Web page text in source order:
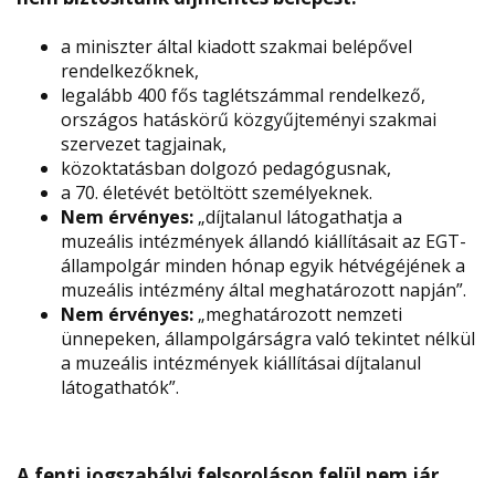
a miniszter által kiadott szakmai belépővel
rendelkezőknek,
legalább 400 fős taglétszámmal rendelkező,
országos hatáskörű közgyűjteményi szakmai
szervezet tagjainak,
közoktatásban dolgozó pedagógusnak,
a 70. életévét betöltött személyeknek.
Nem érvényes: „díjtalanul látogathatja a
muzeális intézmények állandó kiállításait az EGT-
állampolgár minden hónap egyik hétvégéjének a
muzeális intézmény által meghatározott napján”.
Nem érvényes: „meghatározott nemzeti
ünnepeken, állampolgárságra való tekintet nélkül
a muzeális intézmények kiállításai díjtalanul
látogathatók”.